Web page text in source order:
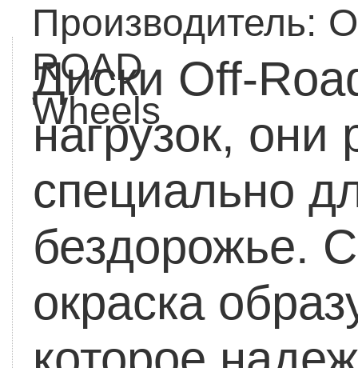
Производитель:
ROAD
Wheels
Диски Off-
нагрузок,
специально
бездорожье.
окраска